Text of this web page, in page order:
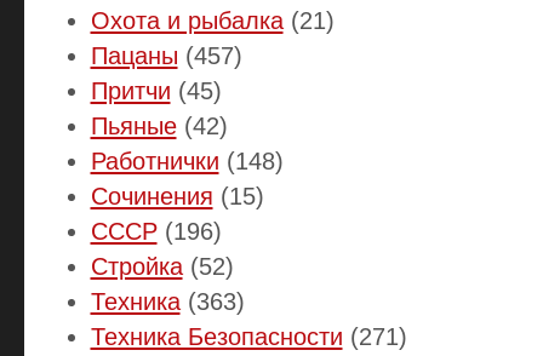
Охота и рыбалка(21)
Пацаны (457)
Притчи (45)
Пьяные(42)
Работнички (148)
Сочинения (15)
СССР(196)
Стройка(52)
Техника(363)
Техника Безопасности (271)